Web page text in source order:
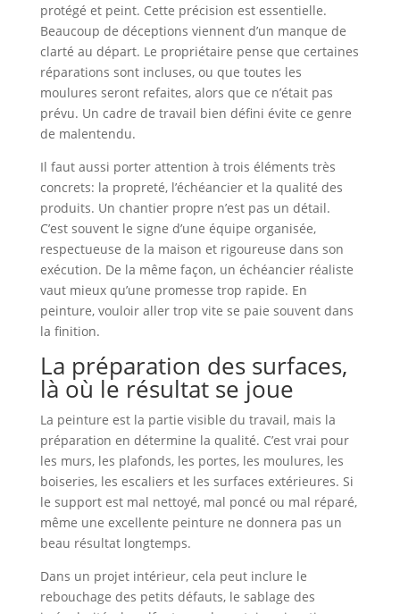
protégé et peint. Cette précision est essentielle.
Beaucoup de déceptions viennent d’un manque de
clarté au départ. Le propriétaire pense que certaines
réparations sont incluses, ou que toutes les
moulures seront refaites, alors que ce n’était pas
prévu. Un cadre de travail bien défini évite ce genre
de malentendu.
Il faut aussi porter attention à trois éléments très
concrets: la propreté, l’échéancier et la qualité des
produits. Un chantier propre n’est pas un détail.
C’est souvent le signe d’une équipe organisée,
respectueuse de la maison et rigoureuse dans son
exécution. De la même façon, un échéancier réaliste
vaut mieux qu’une promesse trop rapide. En
peinture, vouloir aller trop vite se paie souvent dans
la finition.
La préparation des surfaces,
là où le résultat se joue
La peinture est la partie visible du travail, mais la
préparation en détermine la qualité. C’est vrai pour
les murs, les plafonds, les portes, les moulures, les
boiseries, les escaliers et les surfaces extérieures. Si
le support est mal nettoyé, mal poncé ou mal réparé,
même une excellente peinture ne donnera pas un
beau résultat longtemps.
Dans un projet intérieur, cela peut inclure le
rebouchage des petits défauts, le sablage des